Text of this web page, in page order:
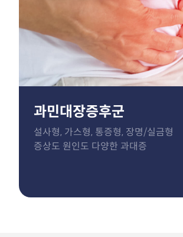
과민대장증후군
설사형, 가스형, 통증형, 장명/실금형
증상도 원인도 다양한 과대증